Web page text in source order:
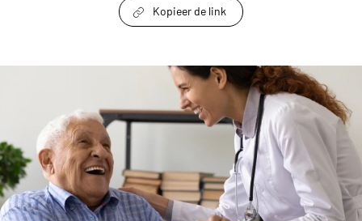
Kopieer de link
Eerste digitale oplossing voor Avond-, Nacht-